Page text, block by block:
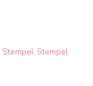
Stempel